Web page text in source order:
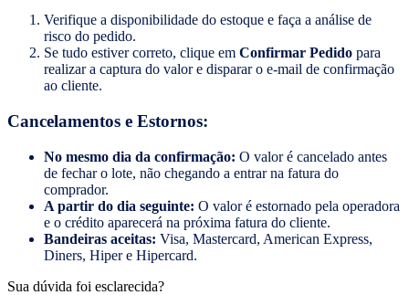
Verifique a disponibilidade do estoque e faça a análise de
risco do pedido.
Se tudo estiver correto, clique em Confirmar Pedido para
realizar a captura do valor e disparar o e-mail de confirmação
ao cliente.
Cancelamentos e Estornos:
No mesmo dia da confirmação: O valor é cancelado antes
de fechar o lote, não chegando a entrar na fatura do
comprador.
A partir do dia seguinte: O valor é estornado pela operadora
e o crédito aparecerá na próxima fatura do cliente.
Bandeiras aceitas: Visa, Mastercard, American Express,
Diners, Hiper e Hipercard.
Sua dúvida foi esclarecida?